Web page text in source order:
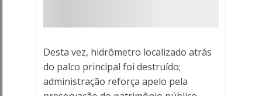
-
Porto
Desta vez, hidrômetro localizado atrás
do palco principal foi destruído;
administração reforça apelo pela